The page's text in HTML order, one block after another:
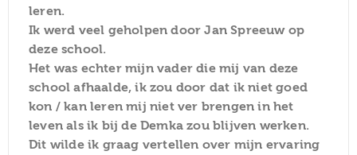
leren.
Ik werd veel geholpen door Jan Spreeuw op
deze school.
Het was echter mijn vader die mij van deze
school afhaalde, ik zou door dat ik niet goed
kon / kan leren mij niet ver brengen in het
leven als ik bij de Demka zou blijven werken.
Dit wilde ik graag vertellen over mijn ervaring